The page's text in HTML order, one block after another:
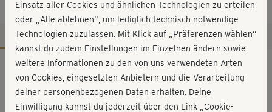
Workout-Facts
mittelschwer
25 Min
Einsatz aller Cookies und ähnlichen Technologien zu erteilen
oder „Alle ablehnen“, um lediglich technisch notwendige
Technologien zuzulassen. Mit Klick auf „Präferenzen wählen“
kannst du zudem Einstellungen im Einzelnen ändern sowie
weitere Informationen zu den von uns verwendeten Arten
von Cookies, eingesetzten Anbietern und die Verarbeitung
deiner personenbezogenen Daten erhalten. Deine
Einwilligung kannst du jederzeit über den Link „Cookie-